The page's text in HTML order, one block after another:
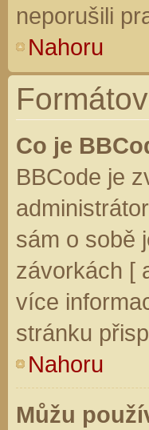
neporušili
Nahoru
Co je
BBCode je
sám o sobě
závorkách [
více
stránku
Nahoru
Můžu